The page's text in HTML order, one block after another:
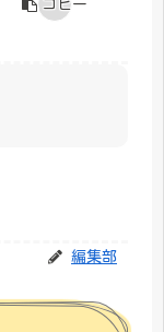
コピー
編集部